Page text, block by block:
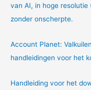
van AI, in hoge
zonder onscherpte.
Account Planet:
handleidingen voor het
Handleiding voor het